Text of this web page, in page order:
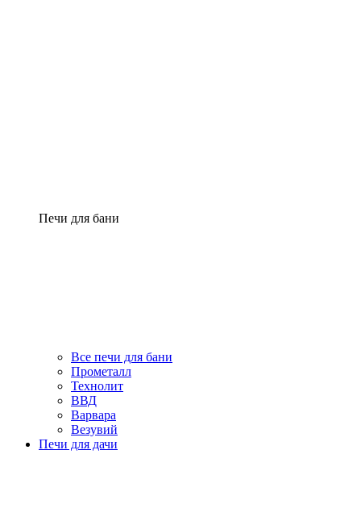
Печи для бани
Все печи для бани
Прометалл
Технолит
ВВД
Варвара
Везувий
Печи для дачи